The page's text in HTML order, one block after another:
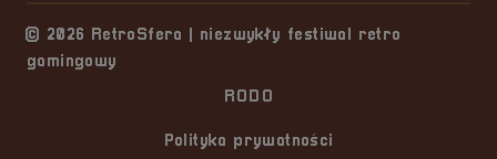
© 2026 RetroSfera | niezwykły festiwal retro
gamingowy
RODO
Polityka prywatności